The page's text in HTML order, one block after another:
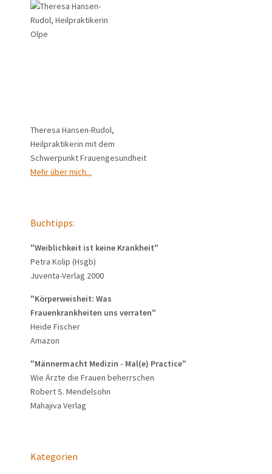
Theresa Hansen-Rudol,
Heilpraktikerin mit dem
Schwerpunkt Frauengesundheit
Mehr über mich...
Buchtipps:
"Weiblichkeit ist keine Krankheit"
Petra Kolip (Hsgb)
Juventa-Verlag 2000
"Körperweisheit: Was
Frauenkrankheiten uns verraten"
Heide Fischer
Amazon
"Männermacht Medizin - Mal(e) Practice"
Wie Ärzte die Frauen beherrschen
Robert S. Mendelsohn
Mahajiva Verlag
Kategorien